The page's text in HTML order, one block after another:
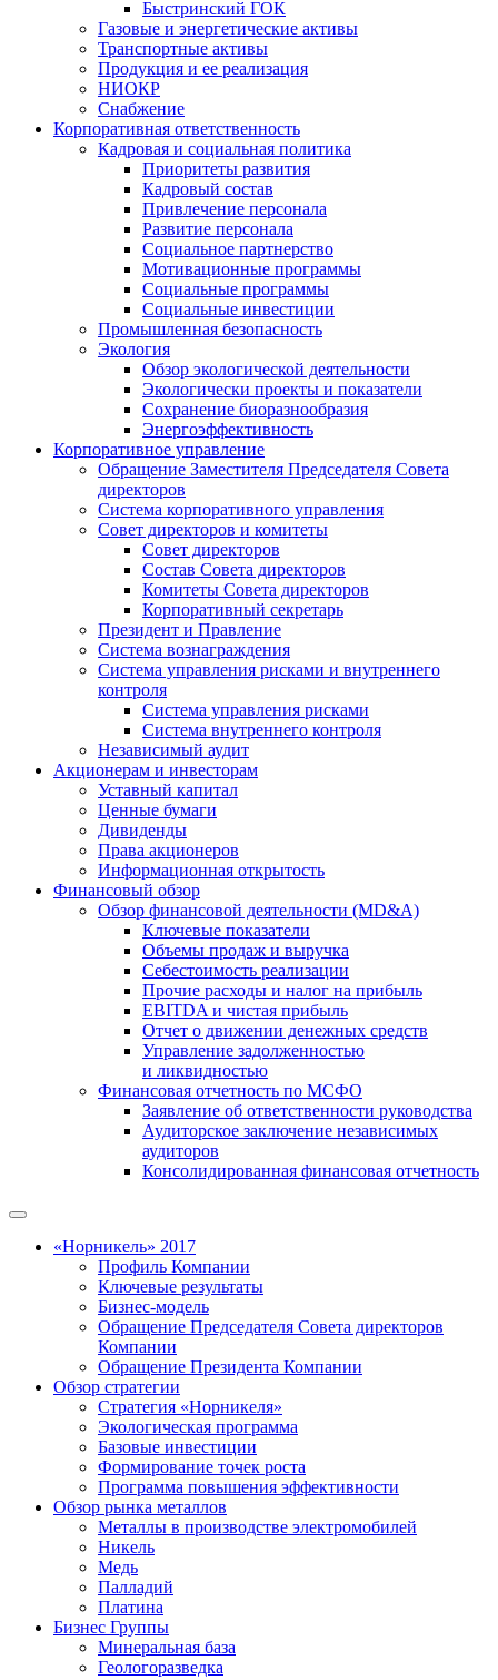
Быстринский ГОК
Газовые и энергетические активы
Транспортные активы
Продукция и ее реализация
НИОКР
Снабжение
Корпоративная ответственность
Кадровая и социальная политика
Приоритеты развития
Кадровый состав
Привлечение персонала
Развитие персонала
Социальное партнерство
Мотивационные программы
Социальные программы
Социальные инвестиции
Промышленная безопасность
Экология
Обзор экологической деятельности
Экологически проекты и показатели
Сохранение биоразнообразия
Энергоэффективность
Корпоративное управление
Обращение Заместителя Председателя Совета
директоров
Система корпоративного управления
Совет директоров и комитеты
Совет директоров
Состав Совета директоров
Комитеты Совета директоров
Корпоративный секретарь
Президент и Правление
Система вознаграждения
Система управления рисками и внутреннего
контроля
Система управления рисками
Система внутреннего контроля
Независимый аудит
Акционерам и инвесторам
Уставный капитал
Ценные бумаги
Дивиденды
Права акционеров
Информационная открытость
Финансовый обзор
Обзор финансовой деятельности (MD&A)
Ключевые показатели
Объемы продаж и выручка
Себестоимость реализации
Прочие расходы и налог на прибыль
EBITDA и чистая прибыль
Отчет о движении денежных средств
Управление задолженностью
и ликвидностью
Финансовая отчетность по МСФО
Заявление об ответственности руководства
Аудиторское заключение независимых
аудиторов
Консолидированная финансовая отчетность
«Норникель» 2017
Профиль Компании
Ключевые результаты
Бизнес-модель
Обращение Председателя Совета директоров
Компании
Обращение Президента Компании
Обзор стратегии
Стратегия «Норникеля»
Экологическая программа
Базовые инвестиции
Формирование точек роста
Программа повышения эффективности
Обзор рынка металлов
Металлы в производстве электромобилей
Никель
Медь
Палладий
Платина
Бизнес Группы
Минеральная база
Геологоразведка